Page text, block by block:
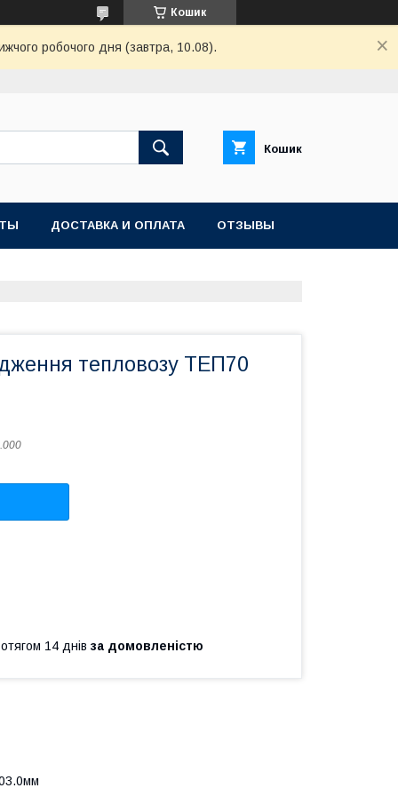
Кошик
робочого дня (завтра, 10.08).
Кошик
ДОСТАВКА И ОПЛАТА ОТЗЫВЫ
тепловозу ТЕП70
14 днів за домовленістю